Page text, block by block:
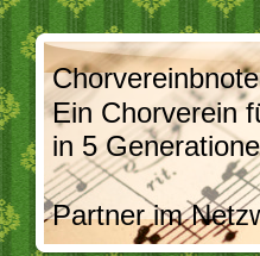
Ein Chorverein
in 5
Partner im